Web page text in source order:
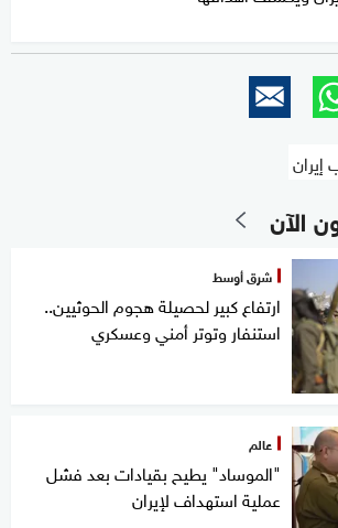
إيران
الآن
شرق أوسط
ارتفاع كبير لحصيلة هجوم الحوثيين..
استنفار وتوتر أمني وعسكري
عالم
"الموساد" يطيح بقيادات بعد فشل
عملية استهداف لإيران